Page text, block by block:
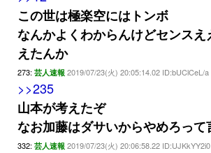
この世は極楽空にはトンボ
なんかよくわからんけどセンス
えたんか
273: 芸人速報 2019/07/23(火) 20:05:14.02 ID:bUClCeL/a
>>235
山本が考えたぞ
なお加藤はダサいからやめろって
332: 芸人速報 2019/07/23(火) 20:06:58.22 ID:UJKkYY2i0